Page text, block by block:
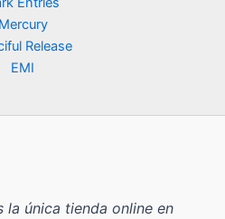
Mercury
Release
EMI
la única tienda online en